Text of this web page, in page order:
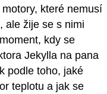
které nemusí
ale žije se s nimi
kdy se
Jekylla na pana
podle toho, jaké
teplotu a jak se